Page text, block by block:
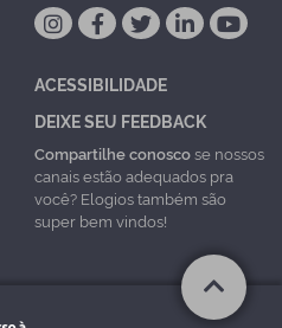
ACESSIBILIDADE
DEIXE SEU FEEDBACK
Compartilhe conoscose nossos
canais estão adequados pra
você? Elogios também são
super bem vindos!